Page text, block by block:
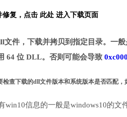
复， 点击 此处 进入下载页面
文件，下载并拷贝到指定目录。一
64 位 DLL。否则可能会导致
查下载的dll文件版本和系统版本是否匹配，
win10信息的一般是windows10的文